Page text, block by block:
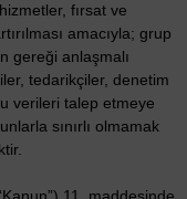
fırsat ve
amacıyla; grup
gereği anlaşmalı
tedarikçiler, denetim
verileri talep etmeye
sınırlı olmamak